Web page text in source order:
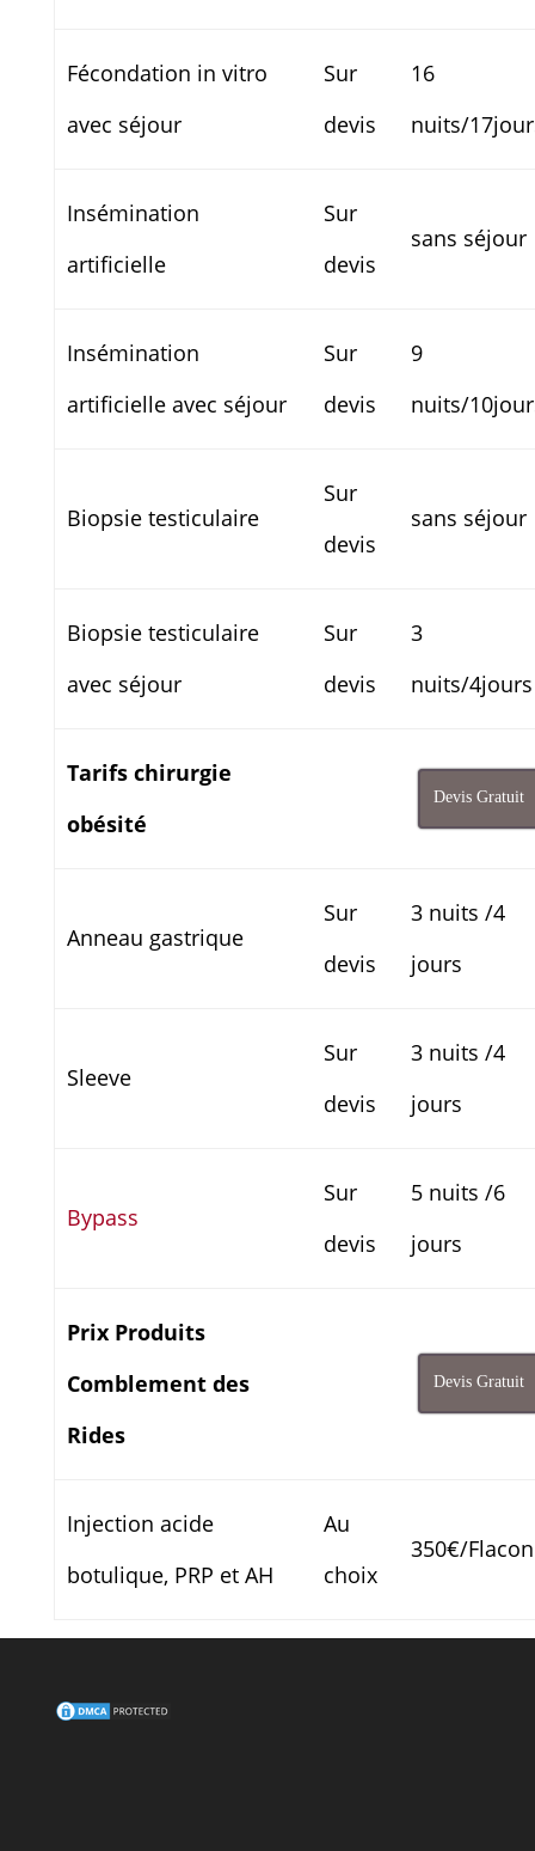
Fécondation in vitro
avec séjour
Sur
devis
16
nuits/
Insémination
artificielle
Sur
devis
sans séjour
Insémination
artificielle avec séjour
Sur
devis
9
nuits/
Biopsie testiculaire
Sur
devis
sans séjour
Biopsie testiculaire
avec séjour
Sur
devis
3
nuits/4jours
Tarifs chirurgie
obésité
Devis Gratuit
Anneau gastrique
Sur
devis
3 nuits /4
jours
Sleeve
Sur
devis
3 nuits /4
jours
Bypass
Sur
devis
5 nuits /6
jours
Prix Produits
Comblement des
Rides
Devis Gratuit
Injection acide
botulique, PRP et AH
Au
choix
350€/Flacon